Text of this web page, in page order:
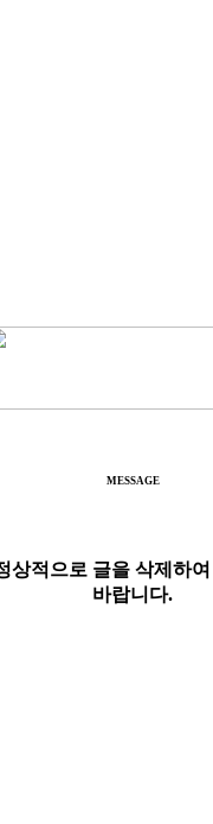
MESSAGE
상적으로 글을 삭제하
바랍니다.